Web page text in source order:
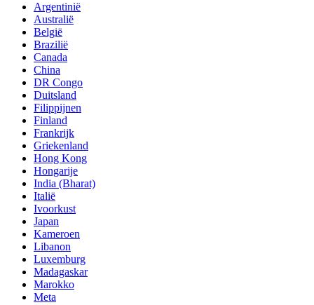
Argentinië
Australië
België
Brazilië
Canada
China
DR Congo
Duitsland
Filippijnen
Finland
Frankrijk
Griekenland
Hong Kong
Hongarije
India (Bharat)
Italië
Ivoorkust
Japan
Kameroen
Libanon
Luxemburg
Madagaskar
Marokko
Meta